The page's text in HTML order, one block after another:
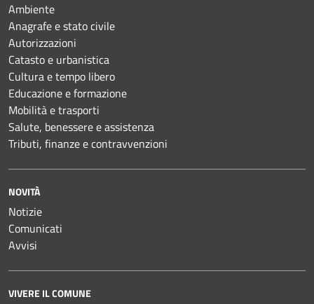
Ambiente
Anagrafe e stato civile
Autorizzazioni
Catasto e urbanistica
Cultura e tempo libero
Educazione e formazione
Mobilità e trasporti
Salute, benessere e assistenza
Tributi, finanze e contravvenzioni
NOVITÀ
Notizie
Comunicati
Avvisi
VIVERE IL COMUNE